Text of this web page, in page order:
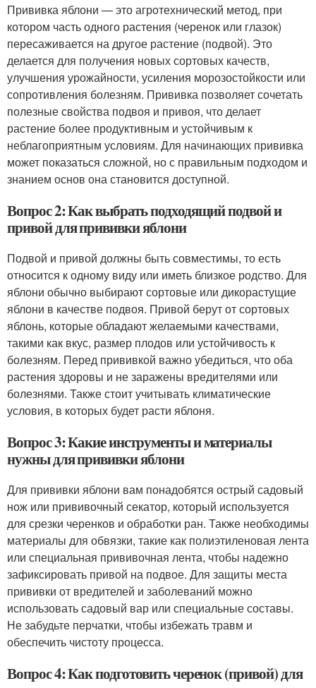
Прививка яблони — это агротехнический метод, при
котором часть одного растения (черенок или глазок)
пересаживается на другое растение (подвой). Это
делается для получения новых сортовых качеств,
улучшения урожайности, усиления морозостойкости или
сопротивления болезням. Прививка позволяет сочетать
полезные свойства подвоя и привоя, что делает
растение более продуктивным и устойчивым к
неблагоприятным условиям. Для начинающих прививка
может показаться сложной, но с правильным подходом и
знанием основ она становится доступной.
Вопрос 2: Как выбрать подходящий подвой и
привой для прививки яблони
Подвой и привой должны быть совместимы, то есть
относится к одному виду или иметь близкое родство. Для
яблони обычно выбирают сортовые или дикорастущие
яблони в качестве подвоя. Привой берут от сортовых
яблонь, которые обладают желаемыми качествами,
такими как вкус, размер плодов или устойчивость к
болезням. Перед прививкой важно убедиться, что оба
растения здоровы и не заражены вредителями или
болезнями. Также стоит учитывать климатические
условия, в которых будет расти яблоня.
Вопрос 3: Какие инструменты и материалы
нужны для прививки яблони
Для прививки яблони вам понадобятся острый садовый
нож или прививочный секатор, который используется
для срезки черенков и обработки ран. Также необходимы
материалы для обвязки, такие как полиэтиленовая лента
или специальная прививочная лента, чтобы надежно
зафиксировать привой на подвое. Для защиты места
прививки от вредителей и заболеваний можно
использовать садовый вар или специальные составы.
Не забудьте перчатки, чтобы избежать травм и
обеспечить чистоту процесса.
Вопрос 4: Как подготовить черенок (привой) для